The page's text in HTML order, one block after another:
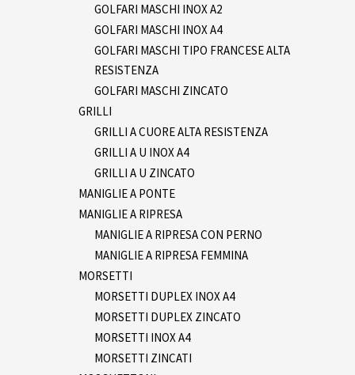
GOLFARI MASCHI INOX A2
GOLFARI MASCHI INOX A4
GOLFARI MASCHI TIPO FRANCESE ALTA
RESISTENZA
GOLFARI MASCHI ZINCATO
GRILLI
GRILLI A CUORE ALTA RESISTENZA
GRILLI A U INOX A4
GRILLI A U ZINCATO
MANIGLIE A PONTE
MANIGLIE A RIPRESA
MANIGLIE A RIPRESA CON PERNO
MANIGLIE A RIPRESA FEMMINA
MORSETTI
MORSETTI DUPLEX INOX A4
MORSETTI DUPLEX ZINCATO
MORSETTI INOX A4
MORSETTI ZINCATI